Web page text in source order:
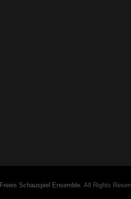
Freies Schauspiel Ensemble. All Rights